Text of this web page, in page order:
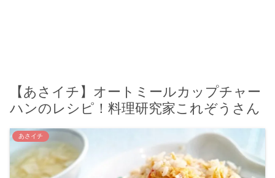
【あさイチ】オートミールカップチャー
ハンのレシピ！料理研究家これぞうさん
あさイチ